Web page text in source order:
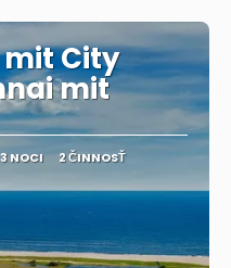
City
mit
NOCI 2 ČINNOSŤ